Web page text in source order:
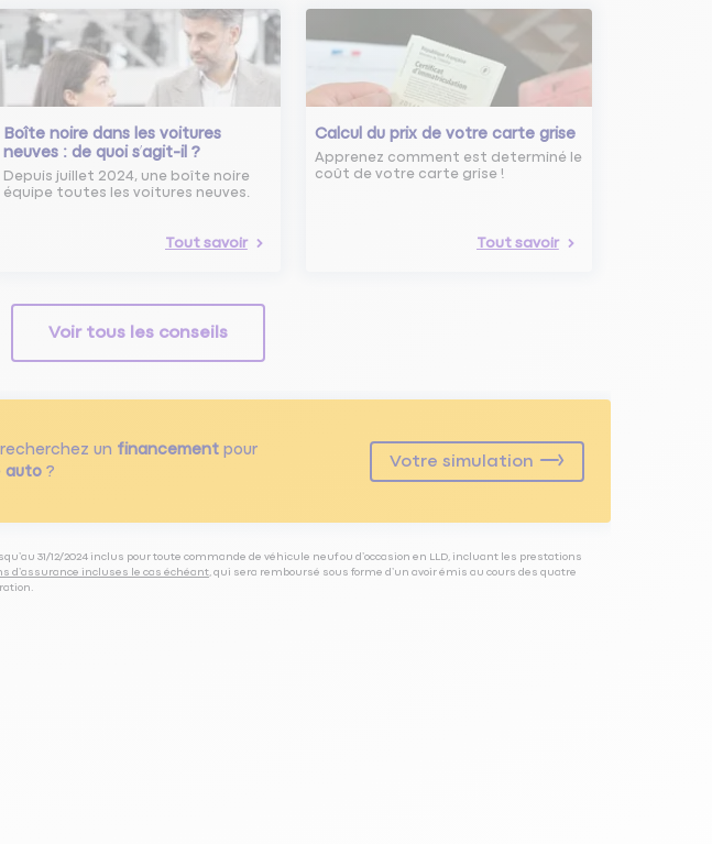
Boîte noire dans les voitures
neuves : de quoi s’agit-il ?
Depuis juillet 2024, une boîte noire
équipe toutes les voitures neuves.
Tout savoir
Calcul du prix de votre carte grise
Apprenez comment est determiné le
coût de votre carte grise !
Tout savoir
Voir tous les conseils
un financementpour
auto?
Votre simulation
31/12/2024 inclus pour toute commande de véhicule neuf ou d’occasion en LLD, incluant les prestations
d’assurance incluses le cas échéant, qui sera remboursé sous forme d’un avoir émis au cours des quatre